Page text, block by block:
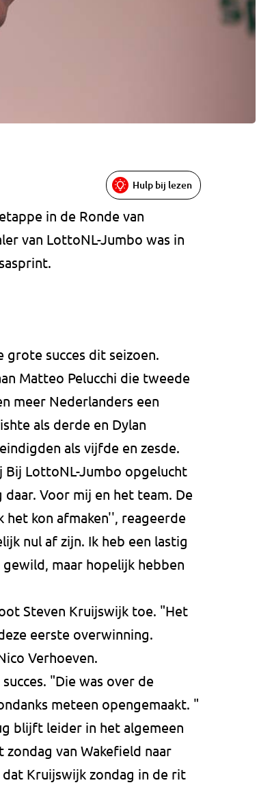
Hulp bij lezen
in de Ronde van
van LottoNL-Jumbo was in
succes dit seizoen.
Matteo Pelucchi die tweede
meer Nederlanders een
als derde en Dylan
als vijfde en zesde.
Bij LottoNL-Jumbo opgelucht
Voor mij en het team. De
kon afmaken'', reageerde
nul af zijn. Ik heb een lastig
maar hopelijk hebben
Steven Kruijswijk toe. "Het
eerste overwinning.
Verhoeven.
"Die was over de
meteen opengemaakt. "
blijft leider in het algemeen
van Wakefield naar
Kruijswijk zondag in de rit